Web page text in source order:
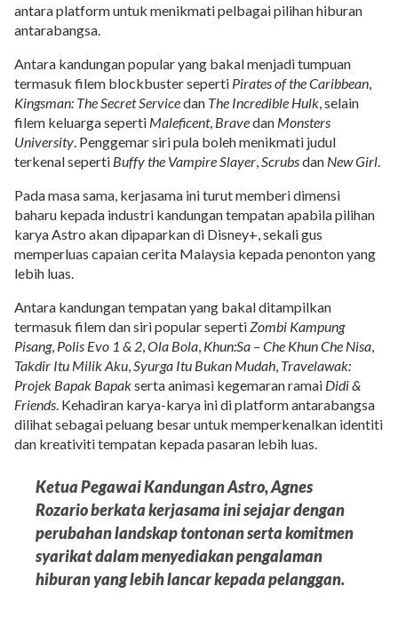
antara platform untuk menikmati pelbagai pilihan hiburan
antarabangsa.
Antara kandungan popular yang bakal menjadi tumpuan
termasuk filem blockbuster seperti Pirates of the Caribbean,
Kingsman: The Secret Servicedan The Incredible Hulk, selain
filem keluarga seperti Maleficent, Bravedan Monsters
University. Penggemar siri pula boleh menikmati judul
terkenal seperti Buffy the Vampire Slayer,Scrubsdan New Girl.
Pada masa sama, kerjasama ini turut memberi dimensi
baharu kepada industri kandungan tempatan apabila pilihan
karya Astro akan dipaparkan di Disney+, sekali gus
memperluas capaian cerita Malaysia kepada penonton yang
lebih luas.
Antara kandungan tempatan yang bakal ditampilkan
termasuk filem dan siri popular sepertiZombi Kampung
Pisang, Polis Evo 1 & 2,Ola Bola, Khun:Sa – Che Khun Che Nisa,
Takdir Itu Milik Aku,Syurga Itu Bukan Mudah, Travelawak:
Projek Bapak Bapakserta animasi kegemaran ramai Didi &
Friends. Kehadiran karya-karya ini di platform antarabangsa
dilihat sebagai peluang besar untuk memperkenalkan identiti
dan kreativiti tempatan kepada pasaran lebih luas.
Ketua Pegawai Kandungan Astro, Agnes
Rozario berkata kerjasama ini sejajar dengan
perubahan landskap tontonan serta komitmen
syarikat dalam menyediakan pengalaman
hiburan yang lebih lancar kepada pelanggan.